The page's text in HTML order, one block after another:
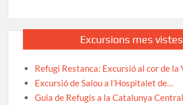
Excursions mes vistes
Refugi Restanca: Excursió al cor de la
Excursió de Salou a l’Hospitalet de…
Guia de Refugis a la Catalunya Central